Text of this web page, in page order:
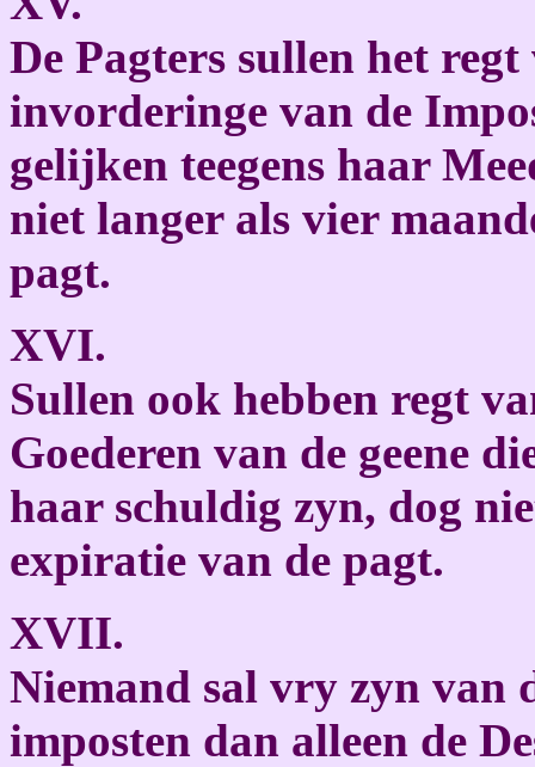
De Pagters sullen het
invorderinge van de
gelijken teegens haar
niet langer als vier
pagt.
XVI.
Sullen ook hebben regt
Goederen van de geene
haar schuldig zyn, dog
expiratie van de pagt.
XVII.
Niemand sal vry zyn van
imposten dan alleen de